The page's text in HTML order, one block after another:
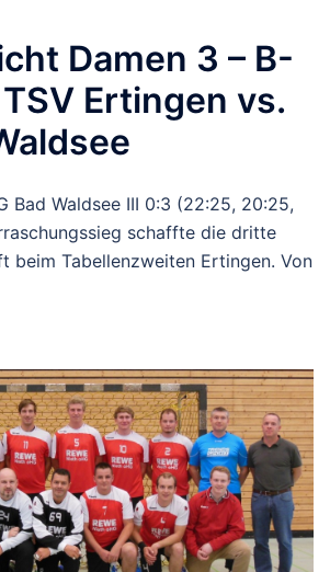
Damen 3 – B-
Ertingen vs.
Bad Waldsee III 0:3 (22:25, 20:25,
schaffte die dritte
beim Tabellenzweiten Ertingen. Von